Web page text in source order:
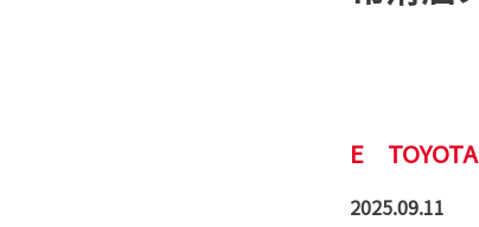
E
2025.09.11